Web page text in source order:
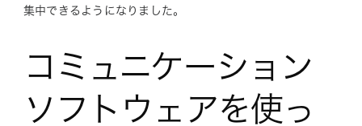
集中できるようになりました。
コミュニケーション
ソフトウェアを使っ